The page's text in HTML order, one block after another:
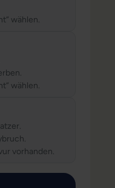
wählen.
wählen.
vorhanden.